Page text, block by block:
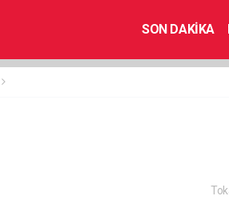
SON DAKİKA